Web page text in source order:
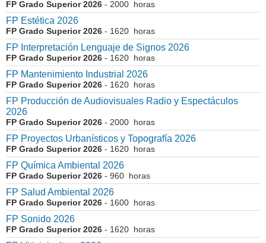
FP Grado Superior 2026 - 2000 horas
FP Estética 2026
FP Grado Superior 2026 - 1620 horas
FP Interpretación Lenguaje de Signos 2026
FP Grado Superior 2026 - 1620 horas
FP Mantenimiento Industrial 2026
FP Grado Superior 2026 - 1620 horas
FP Producción de Audiovisuales Radio y Espectáculos
2026
FP Grado Superior 2026 - 2000 horas
FP Proyectos Urbanísticos y Topografía 2026
FP Grado Superior 2026 - 1620 horas
FP Química Ambiental 2026
FP Grado Superior 2026 - 960 horas
FP Salud Ambiental 2026
FP Grado Superior 2026 - 1600 horas
FP Sonido 2026
FP Grado Superior 2026 - 1620 horas